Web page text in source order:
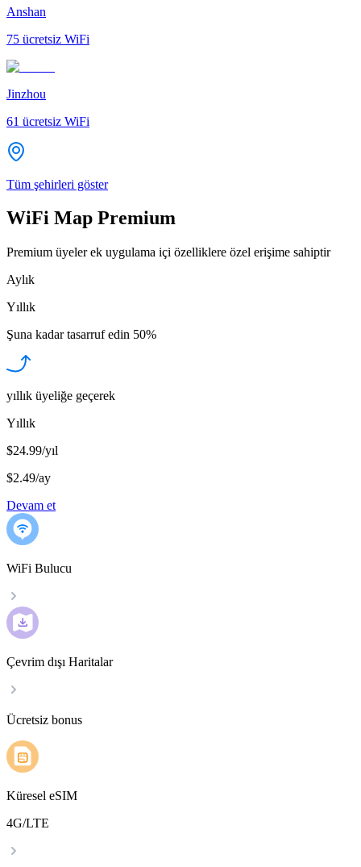
Anshan
75 ücretsiz WiFi
Jinzhou
61 ücretsiz WiFi
Tüm şehirleri göster
WiFi Map Premium
Premium üyeler ek uygulama içi özelliklere özel erişime sahiptir
Aylık
Yıllık
Şuna kadar tasarruf edin 50%
yıllık üyeliğe geçerek
Yıllık
$24.99/yıl
$2.49/ay
Devam et
WiFi Bulucu
Çevrim dışı Haritalar
Ücretsiz bonus
Küresel eSIM
4G/LTE